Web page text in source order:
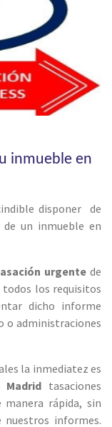
inmueble en
disponer de
un inmueble en
urgente de
los requisitos
dicho informe
o administraciones
la inmediatez es
Madrid tasaciones
rápida, sin
nuestros informes.